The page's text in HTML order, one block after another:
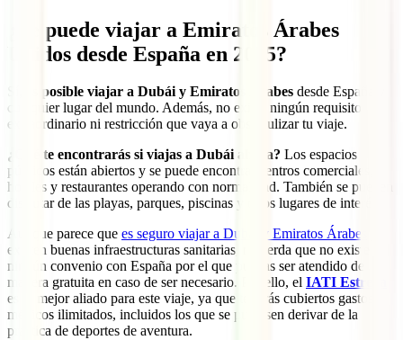
¿Se puede viajar a Emiratos Árabes
Unidos desde España en 2025?
es posible viajar a Dubái y Emiratos Árabes desde España y
cualquier lugar del mundo. Además, no existe ningún requisito
extraordinario ni restricción que vaya a obstaculizar tu viaje.
¿Qué te encontrarás si viajas a Dubái ahora? Los espacios
públicos están abiertos y se puede encontrar centros comerciales,
hoteles y restaurantes operando con normalidad. También se pueden
disfrutar de las playas, parques, piscinas y otros lugares de interés.
Aunque parece que es seguro viajar a Dubái y Emiratos Árabes
existen buenas infraestructuras sanitarias, recuerda que no existe
ningún convenio con España por el que puedas ser atendido de
manera gratuita en caso de ser necesario. Por ello, el IATI Estrella
es tu mejor aliado para este viaje, ya que tendrás cubiertos gastos
médicos ilimitados, incluidos los que se pudiesen derivar de la
práctica de deportes de aventura.